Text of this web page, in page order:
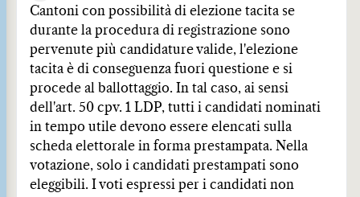
Cantoni con possibilità di elezione tacita se
durante la procedura di registrazione sono
pervenute più candidature valide, l'elezione
tacita è di conseguenza fuori questione e si
procede al ballottaggio. In tal caso, ai sensi
dell'art. 50 cpv. 1 LDP, tutti i candidati nominati
in tempo utile devono essere elencati sulla
scheda elettorale in forma prestampata. Nella
votazione, solo i candidati prestampati sono
eleggibili. I voti espressi per i candidati non